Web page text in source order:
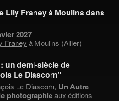
Lily Franey à Moulins dans
2027
Franey à Moulins (Allier)
un demi-siècle de
Le Diascorn"
Le Diascorn, Un Autre
photographieaux éditions